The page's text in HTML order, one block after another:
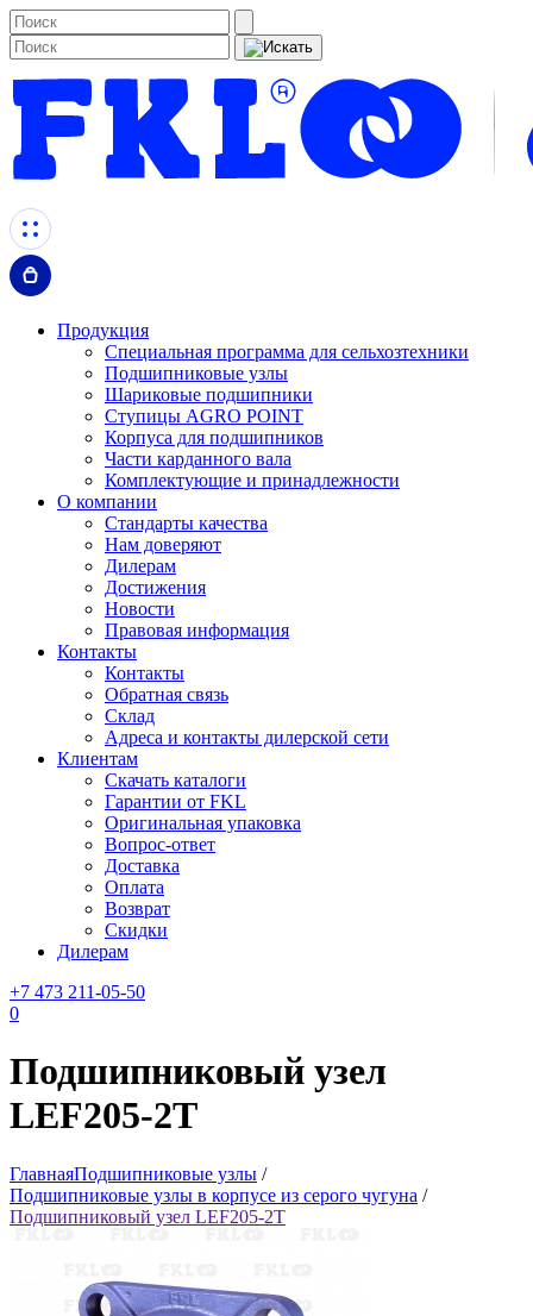
Продукция
Специальная программа для сельхозтехники
Подшипниковые узлы
Шариковые подшипники
Ступицы AGRO POINT
Корпуса для подшипников
Части карданного вала
Комплектующие и принадлежности
О компании
Стандарты качества
Нам доверяют
Дилерам
Достижения
Новости
Правовая информация
Контакты
Контакты
Обратная связь
Склад
Адреса и контакты дилерской сети
Клиентам
Скачать каталоги
Гарантии от FKL
Оригинальная упаковка
Вопрос-ответ
Доставка
Оплата
Возврат
Скидки
Дилерам
+7 473 211-05-50
0
Подшипниковый узел
LEF205-2T
ГлавнаяПодшипниковые узлы /
Подшипниковые узлы в корпусе из серого чугуна /
Подшипниковый узел LEF205-2T